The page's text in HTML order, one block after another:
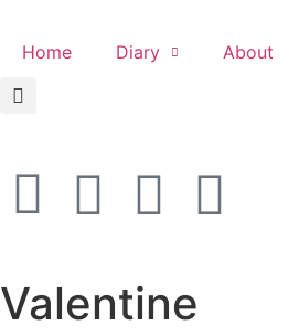
Home Diary About
Valentine